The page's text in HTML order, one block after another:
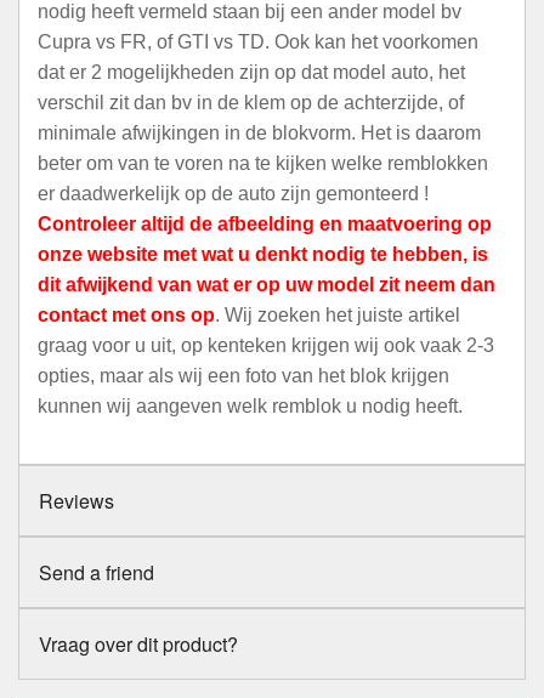
nodig heeft vermeld staan bij een ander model bv
Cupra vs FR, of GTI vs TD. Ook kan het voorkomen
dat er 2 mogelijkheden zijn op dat model auto, het
verschil zit dan bv in de klem op de achterzijde, of
minimale afwijkingen in de blokvorm. Het is daarom
beter om van te voren na te kijken welke remblokken
er daadwerkelijk op de auto zijn gemonteerd !
Controleer altijd de afbeelding en maatvoering op
onze website met wat u denkt nodig te hebben, is
dit afwijkend van wat er op uw model zit neem dan
contact met ons op. Wij zoeken het juiste artikel
graag voor u uit, op kenteken krijgen wij ook vaak 2-3
opties, maar als wij een foto van het blok krijgen
kunnen wij aangeven welk remblok u nodig heeft.
Reviews
Send a friend
Vraag over dit product?